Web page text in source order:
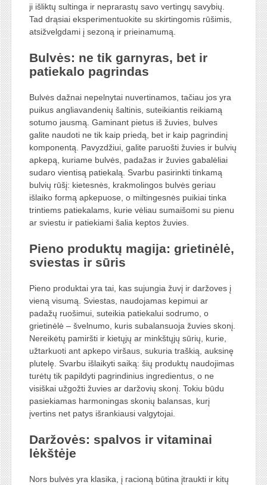
ji išliktų sultinga ir neprarastų savo vertingų savybių.
Tad drąsiai eksperimentuokite su skirtingomis rūšimis,
atsižvelgdami į sezoną ir prieinamumą.
Bulvės: ne tik garnyras, bet ir
patiekalo pagrindas
Bulvės dažnai nepelnytai nuvertinamos, tačiau jos yra
puikus angliavandenių šaltinis, suteikiantis reikiamą
sotumo jausmą. Gaminant pietus iš žuvies, bulves
galite naudoti ne tik kaip priedą, bet ir kaip pagrindinį
komponentą. Pavyzdžiui, galite paruošti žuvies ir bulvių
apkepą, kuriame bulvės, padažas ir žuvies gabalėliai
sudaro vientisą patiekalą. Svarbu pasirinkti tinkamą
bulvių rūšį: kietesnės, krakmolingos bulvės geriau
išlaiko formą apkepuose, o miltingesnės puikiai tinka
trintiems patiekalams, kurie vėliau sumaišomi su pienu
ar sviestu ir patiekiami šalia keptos žuvies.
Pieno produktų magija: grietinėlė,
sviestas ir sūris
Pieno produktai yra tai, kas sujungia žuvį ir daržoves į
vieną visumą. Sviestas, naudojamas kepimui ar
padažų ruošimui, suteikia patiekalui sodrumo, o
grietinėlė – švelnumo, kuris subalansuoja žuvies skonį.
Nereikėtų pamiršti ir kietųjų ar minkštųjų sūrių, kurie,
užtarkuoti ant apkepo viršaus, sukuria traškią, auksinę
plutelę. Svarbu išlaikyti saiką: šių produktų naudojimas
turėtų tik papildyti pagrindinius ingredientus, o ne
visiškai užgožti žuvies ar daržovių skonį. Tokiu būdu
pasiekiamas harmoningas skonių balansas, kurį
įvertins net patys išrankiausi valgytojai.
Daržovės: spalvos ir vitaminai
lėkštėje
Nors bulvės yra klasika, į racioną būtina įtraukti ir kitų